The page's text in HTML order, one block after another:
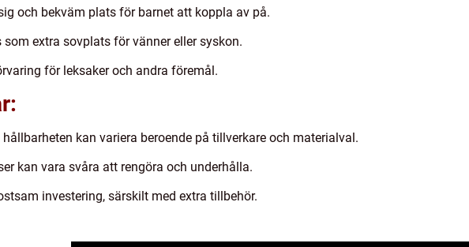
och bekväm plats för barnet att koppla av på.
extra sovplats för vänner eller syskon.
för leksaker och andra föremål.
kan variera beroende på tillverkare och materialval.
kan vara svåra att rengöra och underhålla.
investering, särskilt med extra tillbehör.